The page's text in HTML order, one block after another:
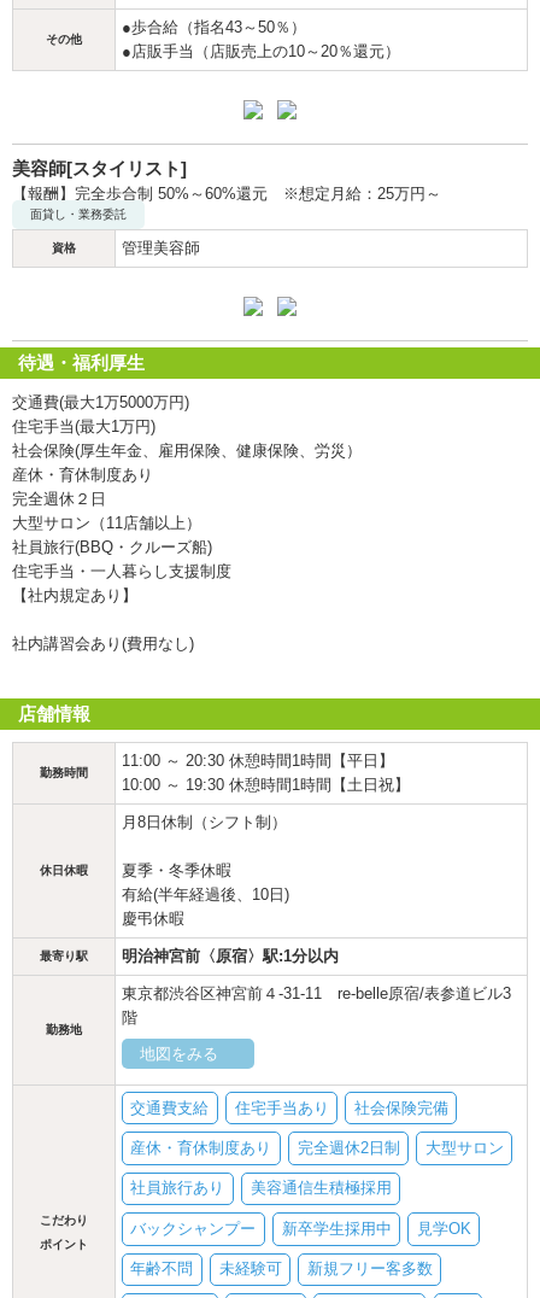
その他
●歩合給（指名43～50％）
●店販手当（店販売上の10～20％還元）
美容師[スタイリスト]
【報酬】完全歩合制 50%～60%還元 ※想定月給：25万円～
面貸し・業務委託
資格 管理美容師
待遇・福利厚生
交通費(最大1万5000万円)
住宅手当(最大1万円)
社会保険(厚生年金、雇用保険、健康保険、労災）
産休・育休制度あり
完全週休２日
大型サロン（11店舗以上）
社員旅行(BBQ・クルーズ船)
住宅手当・一人暮らし支援制度
【社内規定あり】
社内講習会あり(費用なし)
店舗情報
勤務時間
11:00 ～ 20:30 休憩時間1時間【平日】
10:00 ～ 19:30 休憩時間1時間【土日祝】
休日休暇
月8日休制（シフト制）
夏季・冬季休暇
有給(半年経過後、10日)
慶弔休暇
最寄り駅 明治神宮前〈原宿〉駅:1分以内
勤務地
東京都渋谷区神宮前４-31-11 re-belle原宿/表参道ビル3
階
地図をみる
こだわり
ポイント
交通費支給 住宅手当あり 社会保険完備
産休・育休制度あり 完全週休2日制 大型サロン
社員旅行あり 美容通信生積極採用
バックシャンプー 新卒学生採用中 見学OK
年齢不問 未経験可 新規フリー客多数